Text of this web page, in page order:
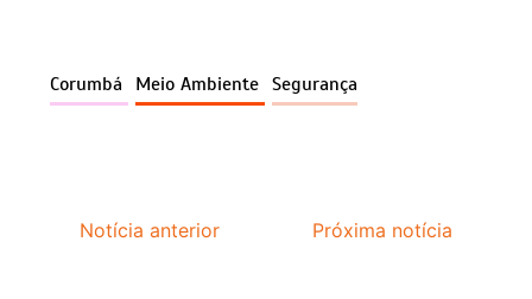
Corumbá Meio Ambiente Segurança
Notícia anterior Próxima notícia